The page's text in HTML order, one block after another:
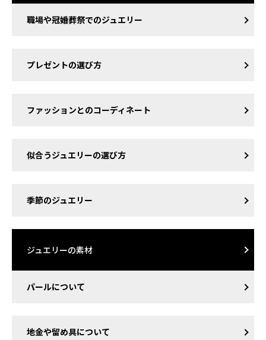
職場や冠婚葬祭でのジュエリー
プレゼントの選び方
ファッションとのコーディネート
似合うジュエリーの選び方
季節のジュエリー
ジュエリーの素材
パールについて
地金や留め具について